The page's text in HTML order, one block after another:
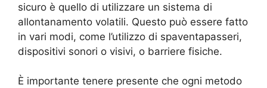
sicuro è quello di utilizzare un sistema di
allontanamento volatili. Questo può essere fatto
in vari modi, come l’utilizzo di spaventapasseri,
dispositivi sonori o visivi, o barriere fisiche.
È importante tenere presente che ogni metodo